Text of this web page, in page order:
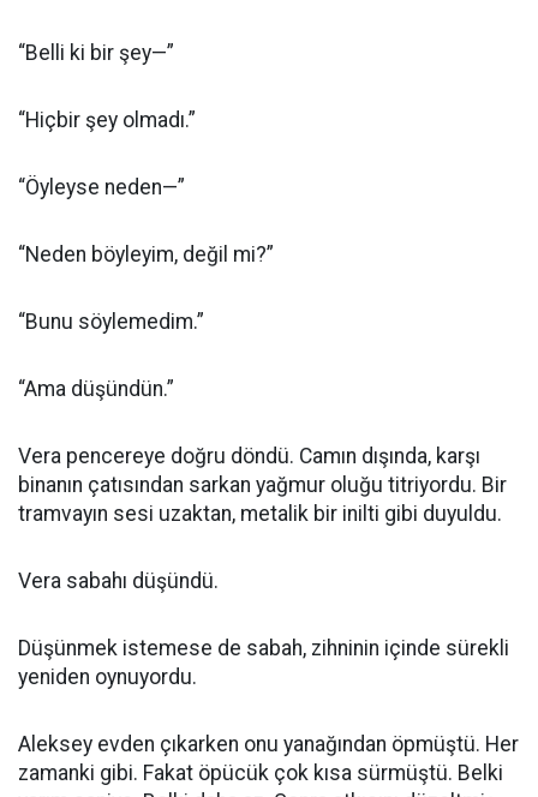
“Belli ki bir şey—”
“Hiçbir şey olmadı.”
“Öyleyse neden—”
“Neden böyleyim, değil mi?”
“Bunu söylemedim.”
“Ama düşündün.”
Vera pencereye doğru döndü. Camın dışında, karşı
binanın çatısından sarkan yağmur oluğu titriyordu. Bir
tramvayın sesi uzaktan, metalik bir inilti gibi duyuldu.
Vera sabahı düşündü.
Düşünmek istemese de sabah, zihninin içinde sürekli
yeniden oynuyordu.
Aleksey evden çıkarken onu yanağından öpmüştü. Her
zamanki gibi. Fakat öpücük çok kısa sürmüştü. Belki